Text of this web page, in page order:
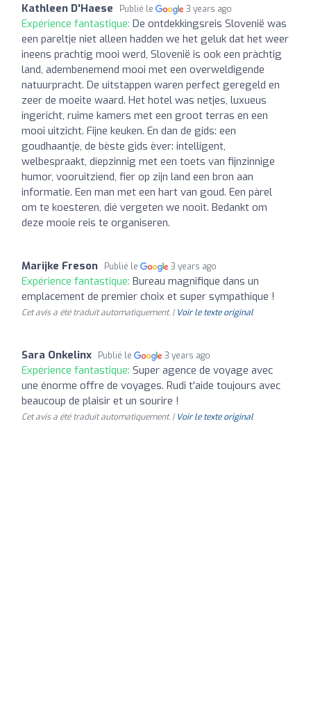
Kathleen D'Haese Publié le 3 years ago
Expérience fantastique: De ontdekkingsreis Slovenië was
een pareltje niet alleen hadden we het geluk dat het weer
ineens prachtig mooi werd, Slovenië is ook een pràchtig
land, adembenemend mooi met een overweldigende
natuurpracht. De uitstappen waren perfect geregeld en
zeer de moeite waard. Het hotel was netjes, luxueus
ingericht, ruime kamers met een groot terras en een
mooi uitzicht. Fijne keuken. En dan de gids: een
goudhaantje, de bèste gids èver: intelligent,
welbespraakt, diepzinnig met een toets van fijnzinnige
humor, vooruitziend, fier op zijn land een bron aan
informatie. Een man met een hart van goud. Een pàrel
om te koesteren, dié vergeten we nooit. Bedankt om
deze mooie reis te organiseren.
Marijke Freson Publié le 3 years ago
Expérience fantastique: Bureau magnifique dans un
emplacement de premier choix et super sympathique !
Cet avis a été traduit automatiquement. | Voir le texte original
Sara Onkelinx Publié le 3 years ago
Expérience fantastique: Super agence de voyage avec
une énorme offre de voyages. Rudi t'aide toujours avec
beaucoup de plaisir et un sourire !
Cet avis a été traduit automatiquement. | Voir le texte original